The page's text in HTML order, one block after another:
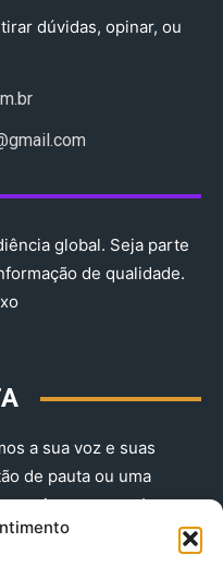
dúvidas, opinar, ou
global. Seja parte
de qualidade.
a sua voz e suas
de pauta ou uma
envie-nos agora!